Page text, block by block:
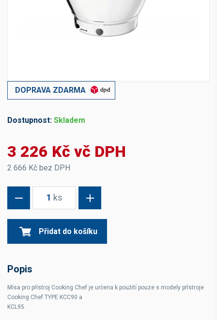
DOPRAVA ZDARMA
Dostupnost: Skladem
3 226 Kč vč DPH
2 666 Kč bez DPH
1 ks
Přidat do košíku
Popis
Mísa pro přístroj Cooking Chef je určena k použití pouze s modely přístroje
Cooking Chef TYPE KCC90 a
KCL95.